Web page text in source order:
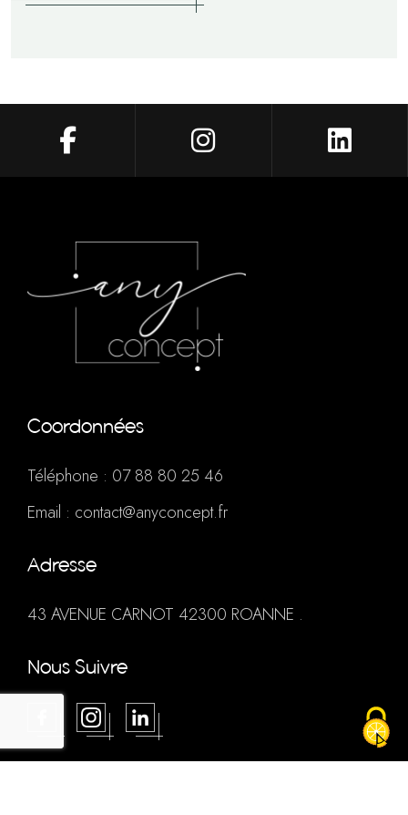
Coordonnées
Téléphone : 07 88 80 25 46
Email : contact@anyconcept.fr
Adresse
43 AVENUE CARNOT 42300 ROANNE .
Nous Suivre